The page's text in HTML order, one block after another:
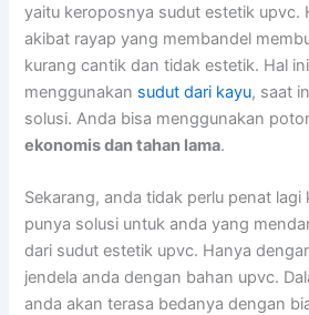
yaitu keroposnya sudut estetik upvc.
akibat rayap yang membandel
kurang cantik dan tidak estetik. Hal
menggunakan sudut dari kayu, saat
solusi. Anda bisa menggunakan
ekonomis dan tahan lama.
Sekarang, anda tidak perlu penat lagi
punya solusi untuk anda yang
dari sudut estetik upvc. Hanya
jendela anda dengan bahan upvc.
anda akan terasa bedanya dengan